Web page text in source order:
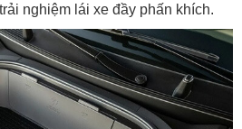
nghiệm lái xe đầy phấn khích.